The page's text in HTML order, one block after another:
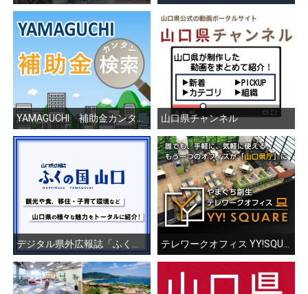
YAMAGUCHI 補助金カンタン検索 山口県チャンネル